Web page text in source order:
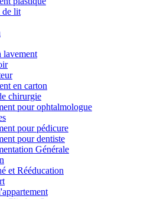
de lit
lavement
en carton
chirurgie
pour ophtalmologue
pour pédicure
pour dentiste
Générale
et Rééducation